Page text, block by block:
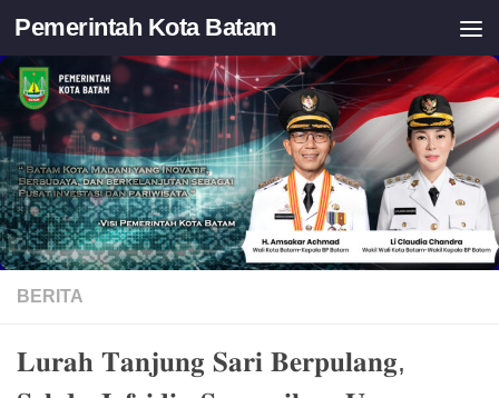
Skip to content
Pemerintah Kota Batam
BERITA
𝐋𝐮𝐫𝐚𝐡 𝐓𝐚𝐧𝐣𝐮𝐧𝐠 𝐒𝐚𝐫𝐢 𝐁𝐞𝐫𝐩𝐮𝐥𝐚𝐧𝐠,